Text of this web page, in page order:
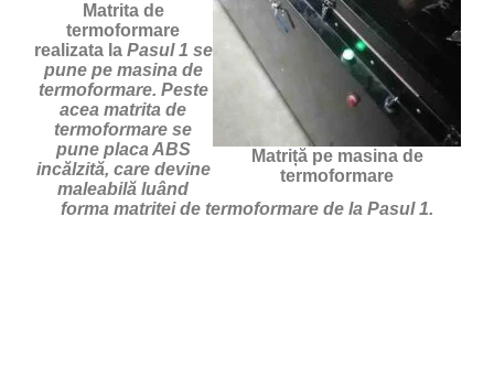
Matriță pe masina de
termoformare
Matrita de
termoformare
realizata la Pasul 1 se
pune pe masina de
termoformare. Peste
acea matrita de
termoformare se
pune placa ABS
incălzită, care devine
maleabilă luând
forma matritei de termoformare de la Pasul 1.